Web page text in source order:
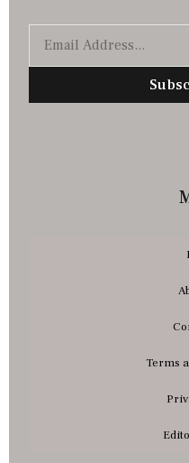
Terms